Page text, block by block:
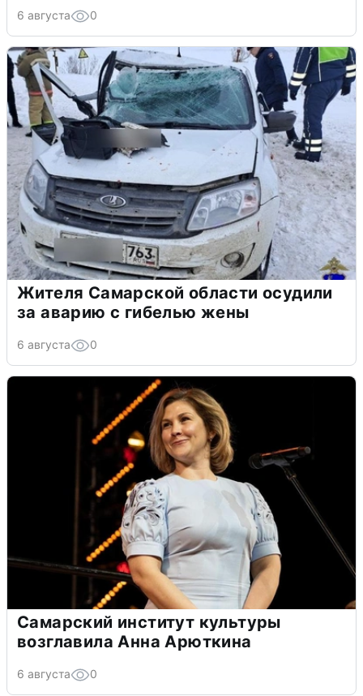
6 августа 0
Жителя Самарской области осудили
за аварию с гибелью жены
6 августа 0
Самарский институт культуры
возглавила Анна Арюткина
6 августа 0